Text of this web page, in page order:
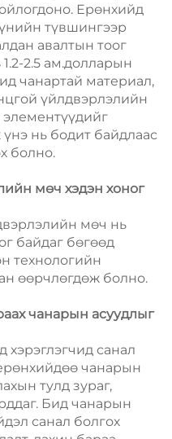
Ерөнхийд
түвшингээр
авалтын тоог
2.5 ам.долларын
чанартай материал,
үйлдвэрлэлийн
элементүүдийг
нь бодит байдлаас
болно.
мөч хэдэн хоног
мөч нь
байдаг бөгөөд
технологийн
өөрчлөгдөж болно.
чанарын асуудлыг
хэрэглэгчид санал
чанарын
тулд зураг,
Бид чанарын
санал болгох